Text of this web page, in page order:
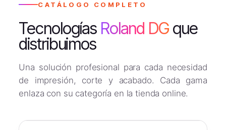
CATÁLOGO COMPLETO
Tecnologías Roland DGque
distribuimos
Una solución profesional para cada necesidad
de impresión, corte y acabado. Cada gama
enlaza con su categoría en la tienda online.